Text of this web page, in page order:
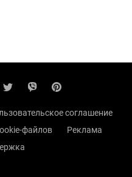
соглашение
файлов
Реклама